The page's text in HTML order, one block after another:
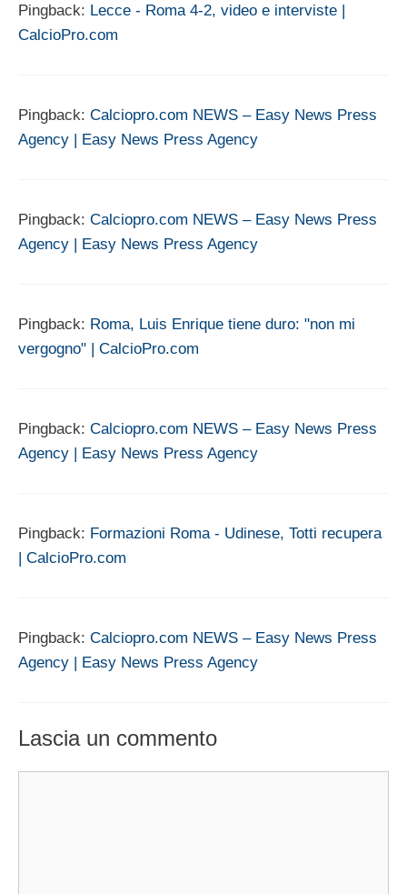
Pingback: Lecce - Roma 4-2, video e interviste |
CalcioPro.com
Pingback: Calciopro.com NEWS – Easy News Press
Agency | Easy News Press Agency
Pingback: Calciopro.com NEWS – Easy News Press
Agency | Easy News Press Agency
Pingback: Roma, Luis Enrique tiene duro: "non mi
vergogno" | CalcioPro.com
Pingback: Calciopro.com NEWS – Easy News Press
Agency | Easy News Press Agency
Pingback: Formazioni Roma - Udinese, Totti recupera
| CalcioPro.com
Pingback: Calciopro.com NEWS – Easy News Press
Agency | Easy News Press Agency
Lascia un commento